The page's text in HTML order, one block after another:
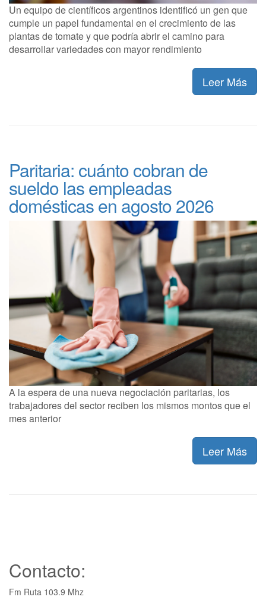
Un equipo de científicos argentinos identificó un gen que
cumple un papel fundamental en el crecimiento de las
plantas de tomate y que podría abrir el camino para
desarrollar variedades con mayor rendimiento
Leer Más
Paritaria: cuánto cobran de
sueldo las empleadas
domésticas en agosto 2026
A la espera de una nueva negociación paritarias, los
trabajadores del sector reciben los mismos montos que el
mes anterior
Leer Más
Contacto:
Fm Ruta 103.9 Mhz